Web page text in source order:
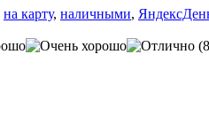
на карту, наличными,